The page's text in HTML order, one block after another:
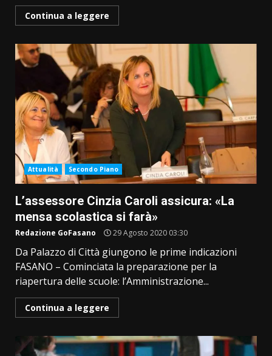
Continua a leggere
Attualità Secondo Piano
L’assessore Cinzia Caroli assicura: «La
mensa scolastica si farà»
Redazione GoFasano 29 Agosto 2020 03:30
Da Palazzo di Città giungono le prime indicazioni
FASANO – Cominciata la preparazione per la
riapertura delle scuole: l’Amministrazione...
Continua a leggere